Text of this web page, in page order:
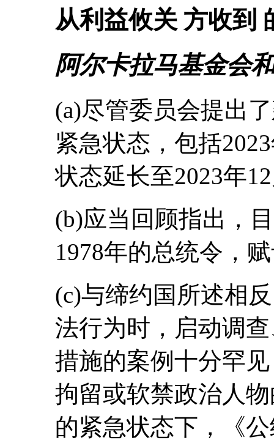
从利益攸关 方收到
阿尔卡拉马基金会
(a)尽管委员会提出
紧急状态，包括
状态延长至2023年
(b)应当回顾指出，
1978年的总统令，
(c)与缔约国所述相
法行为时，启动调
措施的案例十分罕
拘留或软禁政治人
的紧急状态下，《